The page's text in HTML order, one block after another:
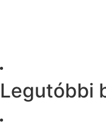
Legutóbbi